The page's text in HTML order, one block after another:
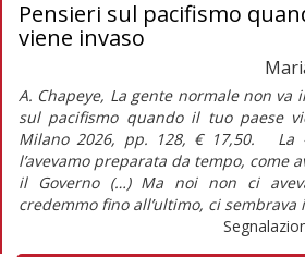
Pensieri sul pacifismo
viene invaso
A. Chapeye, La gente normale non va
sul pacifismo quando il tuo paese
Milano 2026, pp. 128, € 17,50. La
l’avevamo preparata da tempo, come
il Governo (…) Ma noi non ci
credemmo fino all’ultimo, ci sembrava